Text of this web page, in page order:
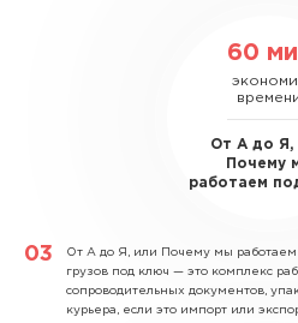
60
От А до Я,
Почему
работаем
От А до Я, или Почему мы работаем
грузов под ключ — это комплекс
сопроводительных документов,
курьера, если это импорт или